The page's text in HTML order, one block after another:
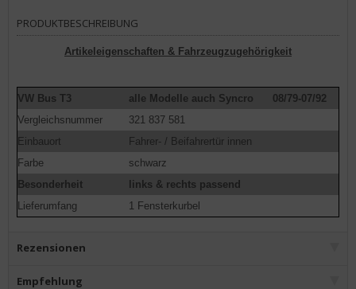
PRODUKTBESCHREIBUNG
Artikeleigenschaften & Fahrzeugzugehörigkeit
VW Bus T3 alle Modelle auch Syncro
08/79-07/92
Vergleichsnummer
321 837 581
Einbauort
Fahrer- / Beifahrertür innen
Farbe
schwarz
Besonderheit
links & rechts passend
Lieferumfang
1 Fensterkurbel
Rezensionen
Empfehlung